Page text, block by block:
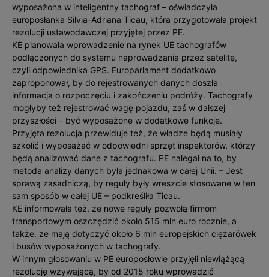
wyposażona w inteligentny tachograf – oświadczyła
europosłanka Silvia-Adriana Ticau, która przygotowała projekt
rezolucji ustawodawczej przyjętej przez PE.
KE planowała wprowadzenie na rynek UE tachografów
podłączonych do systemu naprowadzania przez satelitę,
czyli odpowiednika GPS. Europarlament dodatkowo
zaproponował, by do rejestrowanych danych doszła
informacja o rozpoczęciu i zakończeniu podróży. Tachografy
mogłyby też rejestrować wagę pojazdu, zaś w dalszej
przyszłości – być wyposażone w dodatkowe funkcje.
Przyjęta rezolucja przewiduje też, że władze będą musiały
szkolić i wyposażać w odpowiedni sprzęt inspektorów, którzy
będą analizować dane z tachografu. PE nalegał na to, by
metoda analizy danych była jednakowa w całej Unii. – Jest
sprawą zasadniczą, by reguły były wreszcie stosowane w ten
sam sposób w całej UE – podkreśliła Ticau.
KE informowała też, że nowe reguły pozwolą firmom
transportowym oszczędzić około 515 mln euro rocznie, a
także, że mają dotyczyć około 6 mln europejskich ciężarówek
i busów wyposażonych w tachografy.
W innym głosowaniu w PE europosłowie przyjęli niewiążącą
rezolucję wzywającą, by od 2015 roku wprowadzić